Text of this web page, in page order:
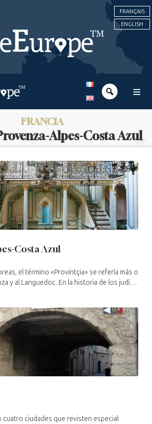
FRANÇAIS
ENGLISH
FRANCIA
Alpes-Costa Azul
Costa Azul
el término «Provintçia» se refería más o
y al Languedoc. En la historia de los judíos
cuatro ciudades que revisten especial